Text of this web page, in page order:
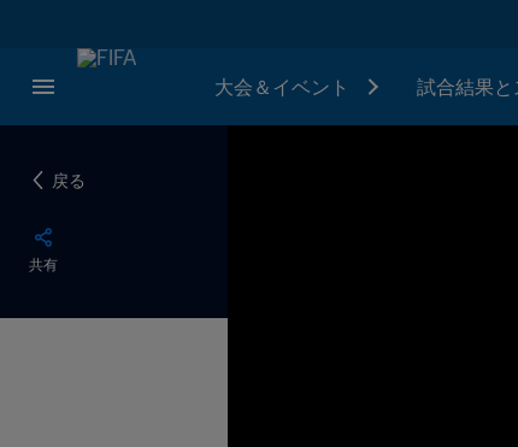
大会＆イベント 試合結果と
戻る
共有